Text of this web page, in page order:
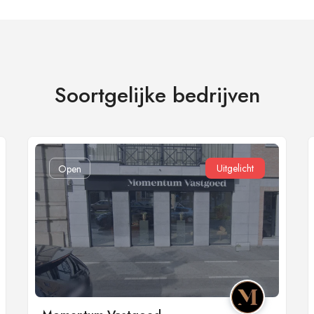
Soortgelijke bedrijven
Open Uitgelicht